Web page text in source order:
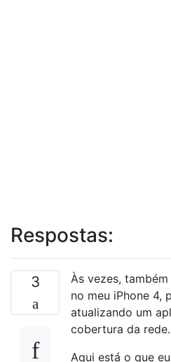
Respostas:
3
Às vezes,
no meu iPhone 4,
atualizando um
cobertura da rede.
Aqui está o que